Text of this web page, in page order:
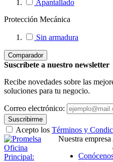
Apantallado
Protección Mecánica
Sin armadura
Comparador
Suscríbete a nuestro newsletter
Recibe novedades sobre las
soluciones para tu negocio.
Correo electrónico:
Suscribirme
Acepto los Términos y
Oficina
Principal:
Nuestra empresa